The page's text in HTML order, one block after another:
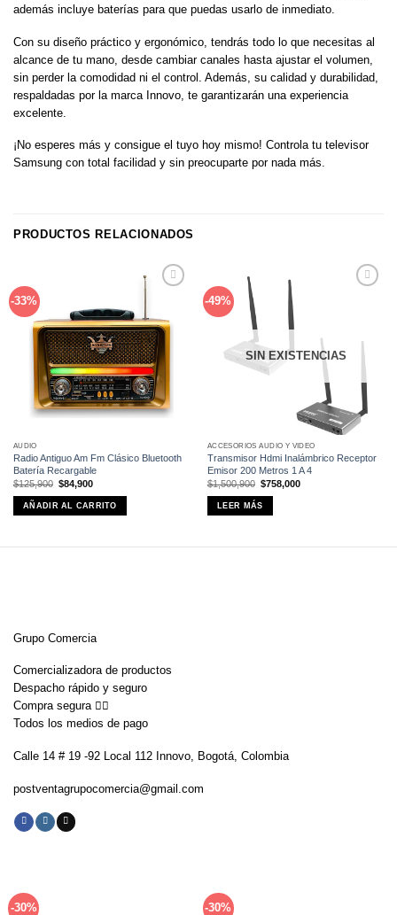
además incluye baterías para que puedas usarlo de inmediato.
Con su diseño práctico y ergonómico, tendrás todo lo que necesitas al
alcance de tu mano, desde cambiar canales hasta ajustar el volumen,
sin perder la comodidad ni el control. Además, su calidad y durabilidad,
respaldadas por la marca Innovo, te garantizarán una experiencia
excelente.
¡No esperes más y consigue el tuyo hoy mismo! Controla tu televisor
Samsung con total facilidad y sin preocuparte por nada más.
PRODUCTOS RELACIONADOS
-33%
deseos
AUDIO
Radio Antiguo Am Fm Clásico Bluetooth
Batería Recargable
$125,900 El
precio
original
era:
$125,900.
$84,900El
actual
es:
$84,900.
AÑADIR AL CARRITO
-49%
SIN EXISTENCIAS
ACCESORIOS AUDIO Y VIDEO
Transmisor Hdmi Inalámbrico Receptor
Emisor 200 Metros 1 A 4
$1,500,900 El
precio
original
era:
$1,500,900.
$758,000El
LEER MÁS
Grupo Comercia
Comercializadora de productos
Despacho rápido y seguro
Compra segura 👇🏼
Todos los medios de pago
Calle 14 # 19 -92 Local 112 Innovo, Bogotá, Colombia
postventagrupocomercia@gmail.com
-30% -30%